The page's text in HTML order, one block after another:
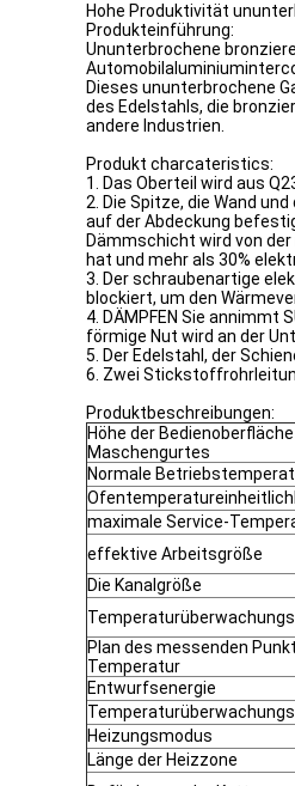
Hohe Produktivität
Produkteinführung:
Ununterbrochene
Dieses ununterbrochene
des Edelstahls, die
andere Industrien.
Produkt charcateristics:
1. Das Oberteil wird aus
2. Die Spitze, die Wand
auf der Abdeckung
Dämmschicht wird von
hat und mehr als 30%
3. Der schraubenartige
blockiert, um den
4. DÄMPFEN Sie annimmt
förmige Nut wird an der
5. Der Edelstahl, der
6. Zwei
Produktbeschreibungen:
Höhe der
Maschengurtes
Normale
maximale Service-
effektive Arbeitsgröße
Die Kanalgröße
Plan des messenden
Temperatur
Entwurfsenergie
Heizungsmodus
Länge der Heizzone